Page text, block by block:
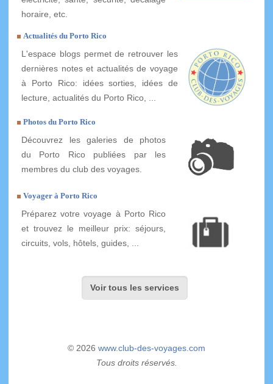
horaire, etc.
Actualités du Porto Rico
L'espace blogs permet de retrouver les
dernières notes et actualités de voyage
à Porto Rico: idées sorties, idées de
lecture, actualités du Porto Rico, ...
Photos du Porto Rico
Découvrez les galeries de photos
du Porto Rico publiées par les
membres du club des voyages.
Voyager à Porto Rico
Préparez votre voyage à Porto Rico
et trouvez le meilleur prix: séjours,
circuits, vols, hôtels, guides, ...
Voir tous les services
© 2026 www.club-des-voyages.com
Tous droits réservés.